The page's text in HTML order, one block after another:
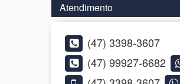
Atendimento
(47) 3398-3607
(47) 99927-6682